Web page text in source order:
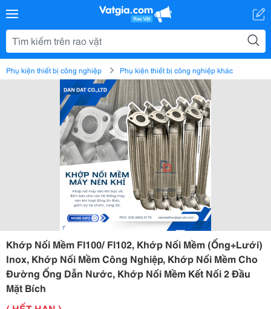
Phụ kiện thiết bị công nghiệp Phụ kiện thiết bị công nghiệp khác
Khớp Nối Mềm Fl100/ Fl102, Khớp Nối Mềm (Ống+Lưới)
Inox, Khớp Nối Mềm Công Nghiệp, Khớp Nối Mềm Cho
Đường Ống Dẫn Nước, Khớp Nối Mềm Kết Nối 2 Đầu
Mặt Bích